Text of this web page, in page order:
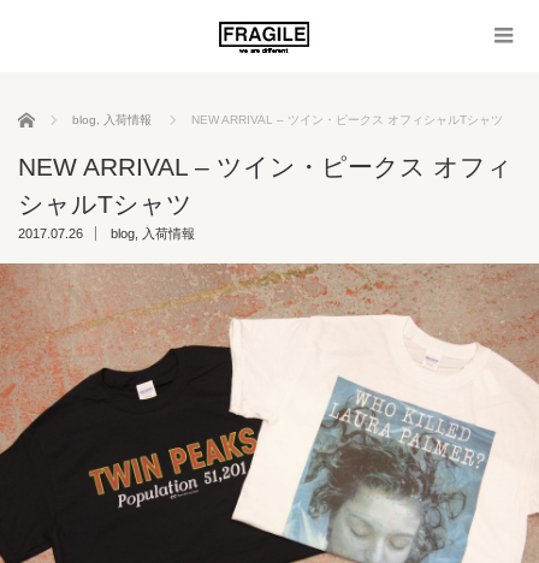
ホーム blog 入荷情報 NEW ARRIVAL – ツイン・ピークス オフィシャルTシャツ
NEW ARRIVAL – ツイン・ピークス オフィ
シャルTシャツ
2017.07.26 blog 入荷情報